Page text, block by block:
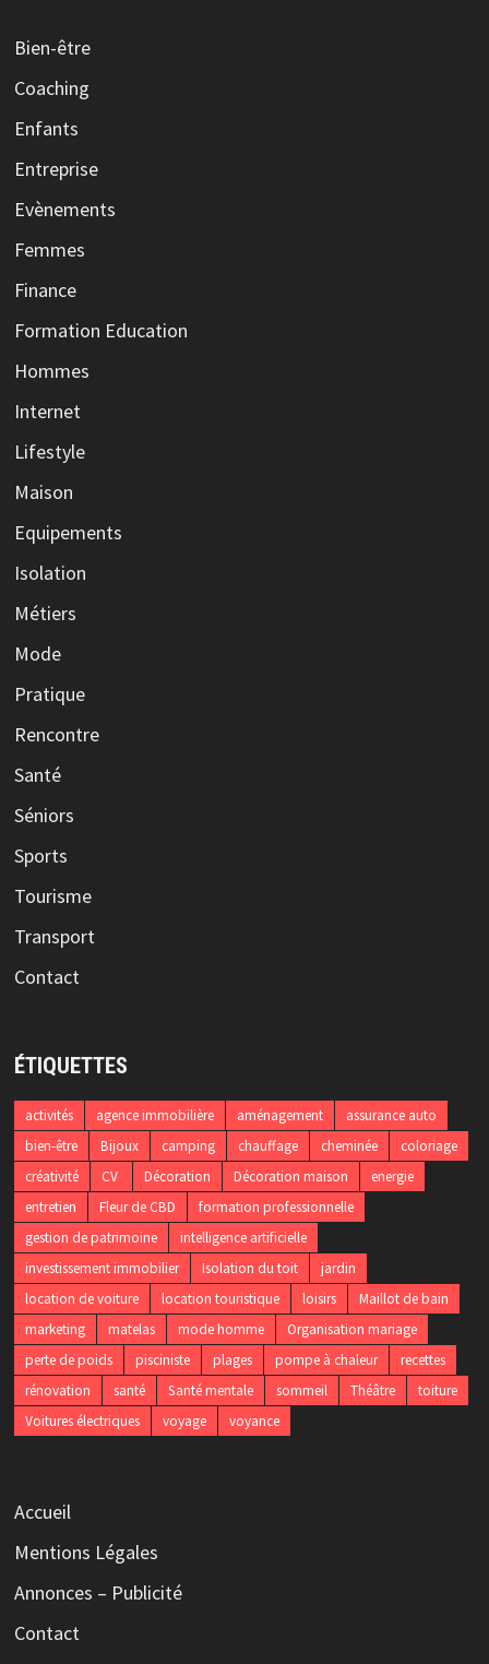
Bien-être
Coaching
Enfants
Entreprise
Evènements
Femmes
Finance
Formation Education
Hommes
Internet
Lifestyle
Maison
Equipements
Isolation
Métiers
Mode
Pratique
Rencontre
Santé
Séniors
Sports
Tourisme
Transport
Contact
ÉTIQUETTES
activités agence immobilière aménagement
assurance auto
bien-être
Bijoux camping chauffage cheminée
coloriage
créativité
CV Décoration Décoration maison
energie
entretien
Fleur de CBD
formation professionnelle
gestion de patrimoine
intelligence artificielle
investissement immobilier
Isolation du toit
jardin
location de voiture
location touristique loisirs
Maillot de bain
marketing
matelas mode homme
Organisation mariage
perte de poids
pisciniste plages pompe à chaleur
recettes
rénovation
santé Santé mentale sommeil Théâtre
toiture
Voitures électriques
voyage voyance
Accueil
Mentions Légales
Annonces – Publicité
Contact